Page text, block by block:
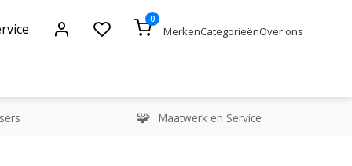
0
MerkenCategorieënOver ons
Maatwerk en Service